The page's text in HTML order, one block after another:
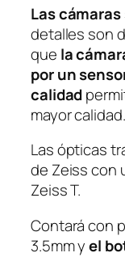
Las
detalles son
que la
por un
calidad
mayor calidad.
Las ópticas
de Zeiss con
Zeiss T.
Contará con
3.5mm yel